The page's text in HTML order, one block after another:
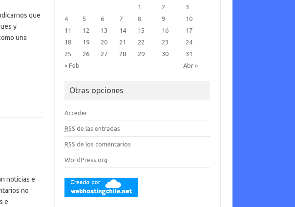
que
y
una
noticias e
no
e
« Feb Abr »
1 2
3
4
5 6 7 8 9
10
11
12 13 14 15 16
17
18
19 20 21 22 23
24
25
26 27 28 29 30 31
Otras opciones
Acceder
RSS de las entradas
RSS de los comentarios
WordPress.org